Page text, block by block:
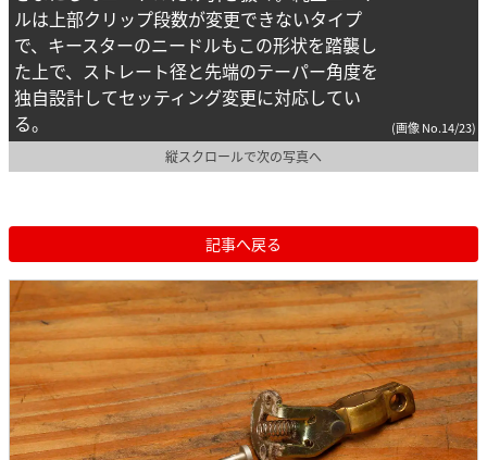
ルは上部クリップ段数が変更できないタイプ
で、キースターのニードルもこの形状を踏襲し
た上で、ストレート径と先端のテーパー角度を
独自設計してセッティング変更に対応してい
る。
(画像 No.14/23)
縦スクロールで次の写真へ
記事へ戻る